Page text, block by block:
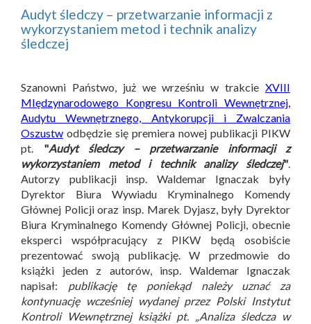
Audyt śledczy – przetwarzanie informacji z
wykorzystaniem metod i technik analizy
śledczej
Szanowni Państwo, już we wrześniu w trakcie XVIII
MIędzynarodowego Kongresu Kontroli Wewnętrznej,
Audytu Wewnętrznego, Antykorupcji i Zwalczania
Oszustw odbędzie się premiera nowej publikacji PIKW
pt. "Audyt śledczy – przetwarzanie informacji z
wykorzystaniem metod i technik analizy śledczej".
Autorzy publikacji insp. Waldemar Ignaczak były
Dyrektor Biura Wywiadu Kryminalnego Komendy
Głównej Policji oraz insp. Marek Dyjasz, były Dyrektor
Biura Kryminalnego Komendy Głównej Policji, obecnie
eksperci współpracujący z PIKW będą osobiście
prezentować swoją publikację. W przedmowie do
książki jeden z autorów, insp. Waldemar Ignaczak
napisał: publikację tę poniekąd należy uznać za
kontynuację wcześniej wydanej przez Polski Instytut
Kontroli Wewnętrznej książki pt. „Analiza śledcza w